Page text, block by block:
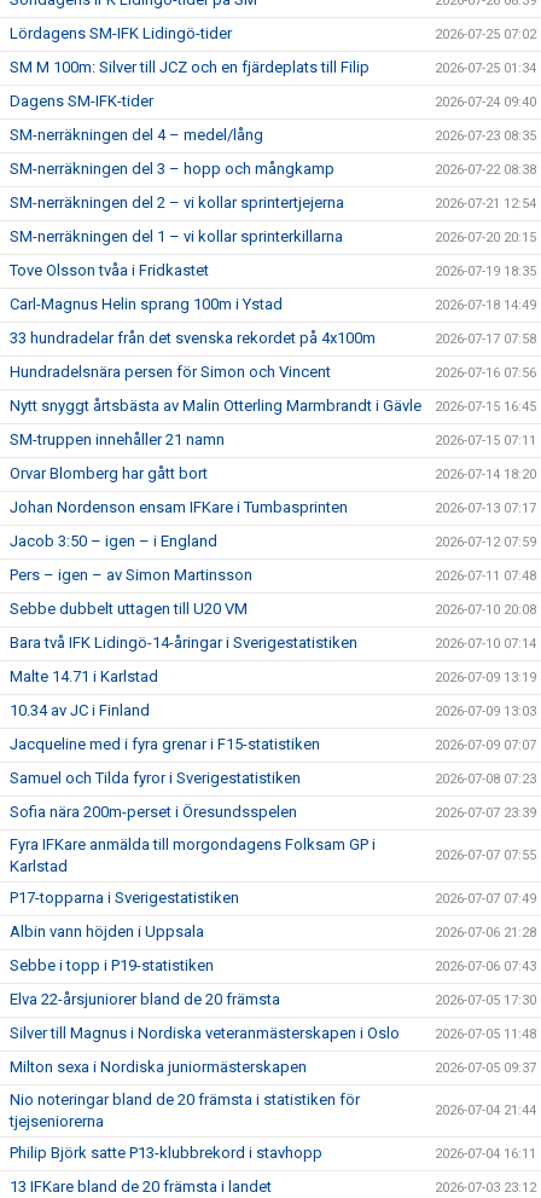
Lördagens SM-IFK Lidingö-tider 2026-07-25 07:02
SM M 100m: Silver till JCZ och en fjärdeplats till Filip 2026-07-25 01:34
Dagens SM-IFK-tider 2026-07-24 09:40
SM-nerräkningen del 4 – medel/lång 2026-07-23 08:35
SM-nerräkningen del 3 – hopp och mångkamp 2026-07-22 08:38
SM-nerräkningen del 2 – vi kollar sprintertjejerna 2026-07-21 12:54
SM-nerräkningen del 1 – vi kollar sprinterkillarna 2026-07-20 20:15
Tove Olsson tvåa i Fridkastet 2026-07-19 18:35
Carl-Magnus Helin sprang 100m i Ystad 2026-07-18 14:49
33 hundradelar från det svenska rekordet på 4x100m 2026-07-17 07:58
Hundradelsnära persen för Simon och Vincent 2026-07-16 07:56
Nytt snyggt årtsbästa av Malin Otterling Marmbrandt i Gävle 2026-07-15 16:45
SM-truppen innehåller 21 namn 2026-07-15 07:11
Orvar Blomberg har gått bort 2026-07-14 18:20
Johan Nordenson ensam IFKare i Tumbasprinten 2026-07-13 07:17
Jacob 3:50 – igen – i England 2026-07-12 07:59
Pers – igen – av Simon Martinsson 2026-07-11 07:48
Sebbe dubbelt uttagen till U20 VM 2026-07-10 20:08
Bara två IFK Lidingö-14-åringar i Sverigestatistiken 2026-07-10 07:14
Malte 14.71 i Karlstad 2026-07-09 13:19
10.34 av JC i Finland 2026-07-09 13:03
Jacqueline med i fyra grenar i F15-statistiken 2026-07-09 07:07
Samuel och Tilda fyror i Sverigestatistiken 2026-07-08 07:23
Sofia nära 200m-perset i Öresundsspelen 2026-07-07 23:39
Fyra IFKare anmälda till morgondagens Folksam GP i
Karlstad
2026-07-07 07:55
P17-topparna i Sverigestatistiken 2026-07-07 07:49
Albin vann höjden i Uppsala 2026-07-06 21:28
Sebbe i topp i P19-statistiken 2026-07-06 07:43
Elva 22-årsjuniorer bland de 20 främsta 2026-07-05 17:30
Silver till Magnus i Nordiska veteranmästerskapen i Oslo 2026-07-05 11:48
Milton sexa i Nordiska juniormästerskapen 2026-07-05 09:37
Nio noteringar bland de 20 främsta i statistiken för
tjejseniorerna
2026-07-04 21:44
Philip Björk satte P13-klubbrekord i stavhopp 2026-07-04 16:11
13 IFKare bland de 20 främsta i landet 2026-07-03 23:12